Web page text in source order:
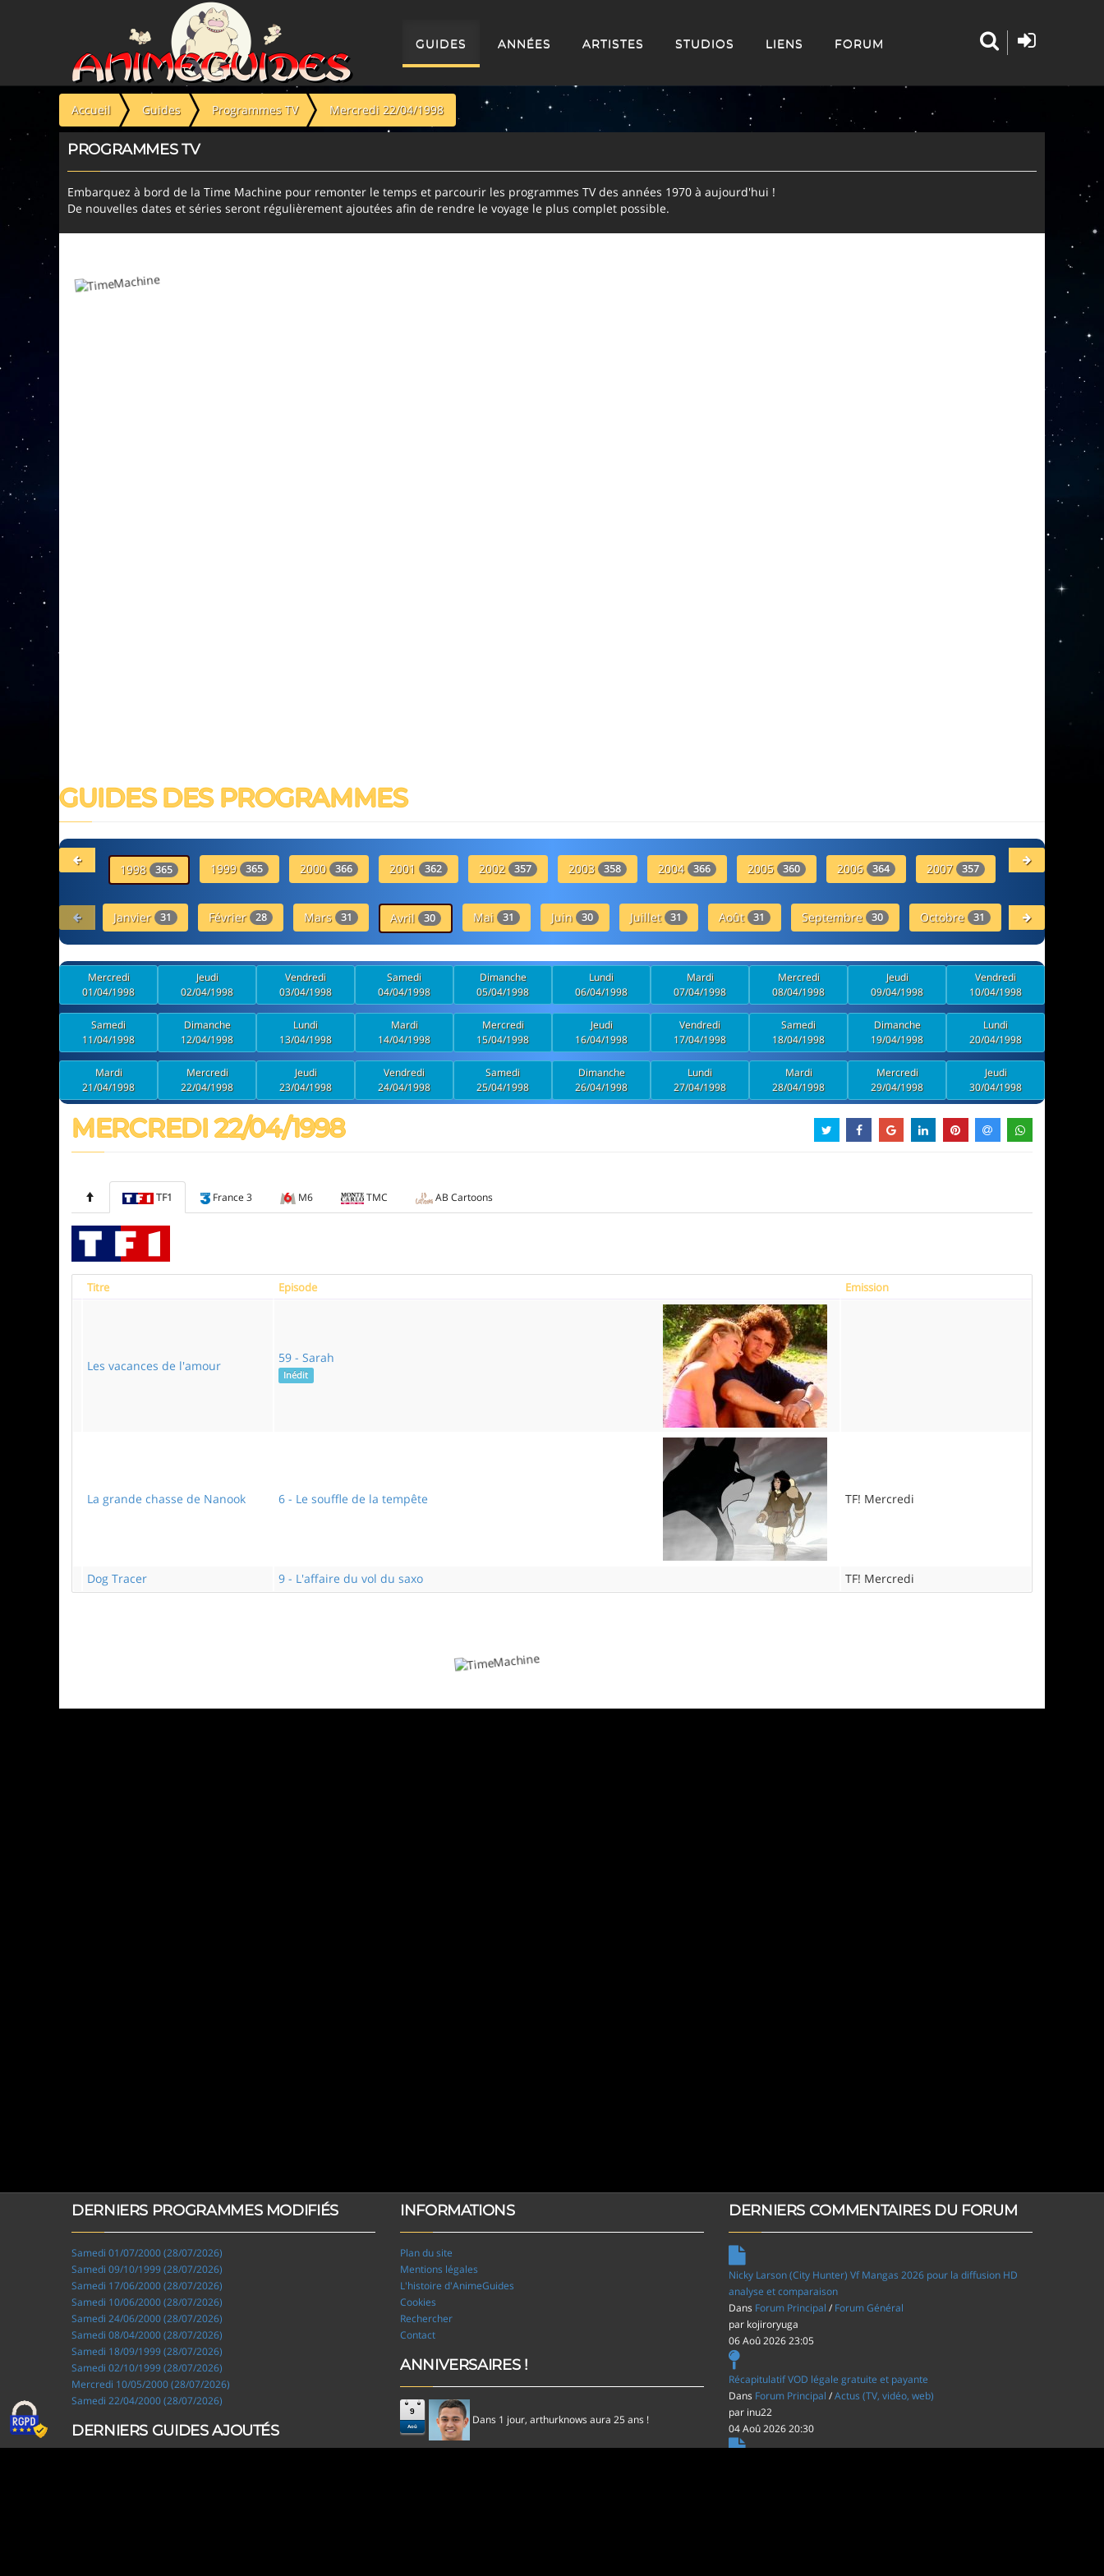
GUIDES ANNÉES ARTISTES STUDIOS LIENS FORUM
Accueil Guides Programmes TV Mercredi 22/04/1998
PROGRAMMES TV
Embarquez à bord de la Time Machine pour remonter le temps et parcourir les programmes TV des années 1970 à aujourd'hui !
De nouvelles dates et séries seront régulièrement ajoutées afin de rendre le voyage le plus complet possible.
GUIDES DES PROGRAMMES
1998 365 1999 365 2000 366 2001 362 2002 357 2003 358 2004 366 2005 360 2006 364 2007 357 2008
Janvier 31 Février 28 Mars 31 Avril 30 Mai 31 Juin 30 Juillet 31 Août 31 Septembre 30 Octobre 31 Novembre
Mercredi
01/04/1998
Jeudi
02/04/1998
Vendredi
03/04/1998
Samedi
04/04/1998
Dimanche
05/04/1998
Lundi
06/04/1998
Mardi
07/04/1998
Mercredi
08/04/1998
Jeudi
09/04/1998
Vendredi
10/04/1998
Samedi
11/04/1998
Dimanche
12/04/1998
Lundi
13/04/1998
Mardi
14/04/1998
Mercredi
15/04/1998
Jeudi
16/04/1998
Vendredi
17/04/1998
Samedi
18/04/1998
Dimanche
19/04/1998
Lundi
20/04/1998
Mardi
21/04/1998
Mercredi
22/04/1998
Jeudi
23/04/1998
Vendredi
24/04/1998
Samedi
25/04/1998
Dimanche
26/04/1998
Lundi
27/04/1998
Mardi
28/04/1998
Mercredi
29/04/1998
Jeudi
30/04/1998
MERCREDI 22/04/1998
TF1 France 3 M6 TMC AB Cartoons
Titre Episode Emission
Les vacances de l'amour
59 - Sarah
Inédit
La grande chasse de Nanook 6 - Le souffle de la tempête TF! Mercredi
Dog Tracer 9 - L'affaire du vol du saxo TF! Mercredi
DERNIERS PROGRAMMES MODIFIÉS
Samedi 01/07/2000 (28/07/2026)
Samedi 09/10/1999 (28/07/2026)
Samedi 17/06/2000 (28/07/2026)
Samedi 10/06/2000 (28/07/2026)
Samedi 24/06/2000 (28/07/2026)
Samedi 08/04/2000 (28/07/2026)
Samedi 18/09/1999 (28/07/2026)
Samedi 02/10/1999 (28/07/2026)
Mercredi 10/05/2000 (28/07/2026)
Samedi 22/04/2000 (28/07/2026)
DERNIERS GUIDES AJOUTÉS
INFORMATIONS
Plan du site
Mentions légales
L'histoire d'AnimeGuides
Cookies
Rechercher
Contact
ANNIVERSAIRES !
9
Aoû
Dans 1 jour, arthurknows aura 25 ans !
DERNIERS COMMENTAIRES DU FORUM
Nicky Larson (City Hunter) Vf Mangas 2026 pour la diffusion HD
analyse et comparaison
Dans Forum Principal / Forum Général
par kojiroryuga
06 Aoû 2026 23:05
Récapitulatif VOD légale gratuite et payante
Dans Forum Principal /Actus (TV, vidéo, web)
par inu22
04 Aoû 2026 20:30